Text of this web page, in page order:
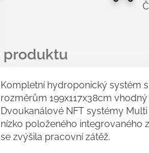
Kompletní hydroponický systém
rozměrům 199x117x38cm
Dvoukanálové NFT systémy
nízko položeného integrovaného
se zvýšila pracovní zátěž.